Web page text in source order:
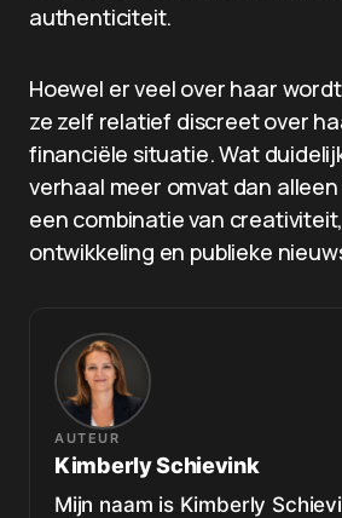
authenticiteit.
Hoewel er veel over haar
ze zelf relatief discreet over
financiële situatie. Wat
verhaal meer omvat dan
een combinatie van
ontwikkeling en publieke
AUTEUR
Kimberly Schievink
Mijn naam is Kimberly